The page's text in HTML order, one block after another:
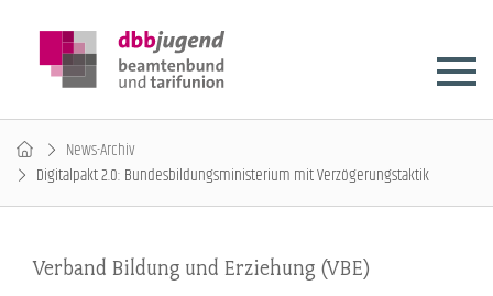
News-Archiv
Digitalpakt 2.0: Bundesbildungsministerium mit Verzögerungstaktik
Verband Bildung und Erziehung (VBE)